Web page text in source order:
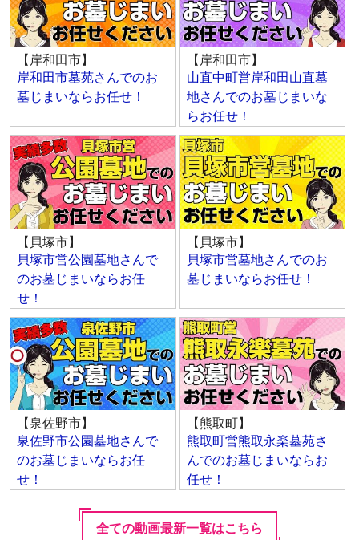
【岸和田市】
岸和田市墓苑さんでのお
墓じまいならお任せ！
【岸和田市】
山直中町営岸和田山直墓
地さんでのお墓じまいな
らお任せ！
【貝塚市】
貝塚市営公園墓地さんで
のお墓じまいならお任
せ！
【貝塚市】
貝塚市営墓地さんでのお
墓じまいならお任せ！
【泉佐野市】
泉佐野市公園墓地さんで
のお墓じまいならお任
せ！
【熊取町】
熊取町営熊取永楽墓苑さ
んでのお墓じまいならお
任せ！
全ての動画最新一覧はこちら